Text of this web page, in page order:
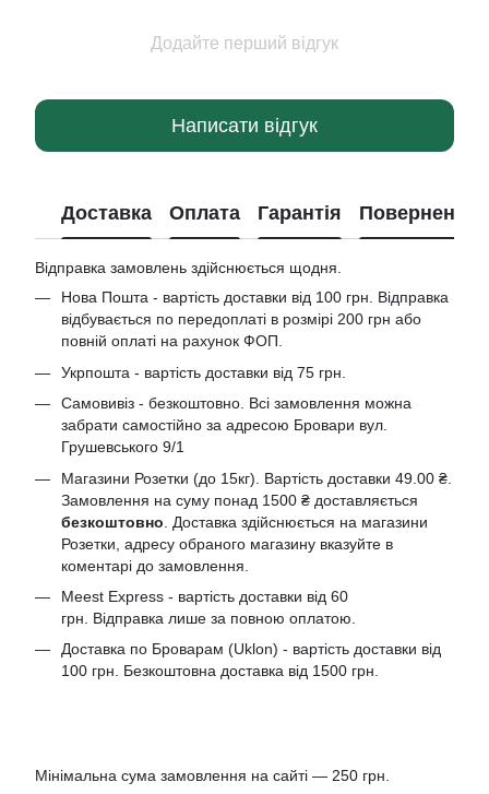
Додайте перший відгук
Написати відгук
Доставка Оплата Гарантія Повернення
Відправка замовлень здійснюється щодня.
Нова Пошта - вартість доставки від 100 грн. Відправка
відбувається по передоплаті в розмірі 200 грн або
повній оплаті на рахунок ФОП.
Укрпошта - вартість доставки від 75 грн.
Самовивіз - безкоштовно. Всі замовлення можна
забрати самостійно за адресою Бровари вул.
Грушевського 9/1
Магазини Розетки (до 15кг). Вартість доставки 49.00 ₴.
Замовлення на суму понад 1500 ₴ доставляється
безкоштовно . Доставка здійснюється на магазини
Розетки, адресу обраного магазину вказуйте в
коментарі до замовлення.
Meest Express - вартість доставки від 60
грн. Відправка лише за повною оплатою.
Доставка по Броварам (Uklon) - вартість доставки від
100 грн. Безкоштовна доставка від 1500 грн.
Мінімальна сума замовлення на сайті — 250 грн.